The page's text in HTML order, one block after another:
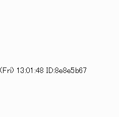
13:01:48 ID:8e8e5b67